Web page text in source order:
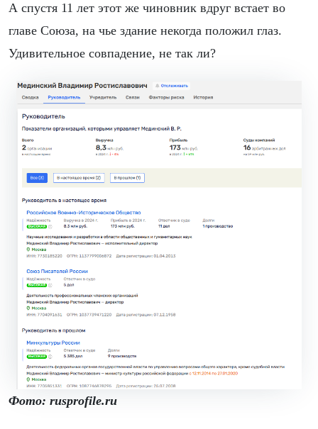
А спустя 11 лет этот же чиновник вдруг встает во
главе Союза, на чье здание некогда положил глаз.
Удивительное совпадение, не так ли?
Фото: rusprofile.ru